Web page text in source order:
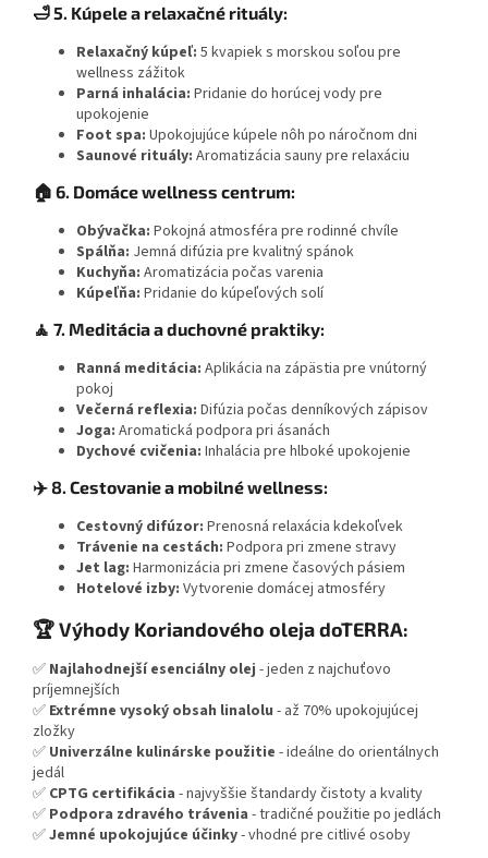
🛁 5. Kúpele a relaxačné rituály:
Relaxačný kúpeľ: 5 kvapiek s morskou soľou pre
wellness zážitok
Parná inhalácia: Pridanie do horúcej vody pre
upokojenie
Foot spa: Upokojujúce kúpele nôh po náročnom dni
Saunové rituály: Aromatizácia sauny pre relaxáciu
🏠 6. Domáce wellness centrum:
Obývačka: Pokojná atmosféra pre rodinné chvíle
Spálňa: Jemná difúzia pre kvalitný spánok
Kuchyňa: Aromatizácia počas varenia
Kúpeľňa: Pridanie do kúpeľových solí
🧘 7. Meditácia a duchovné praktiky:
Ranná meditácia: Aplikácia na zápästia pre vnútorný
pokoj
Večerná reflexia: Difúzia počas denníkových zápisov
Joga: Aromatická podpora pri ásanách
Dychové cvičenia: Inhalácia pre hlboké upokojenie
✈️ 8. Cestovanie a mobilné wellness:
Cestovný difúzor: Prenosná relaxácia kdekoľvek
Trávenie na cestách: Podpora pri zmene stravy
Jet lag: Harmonizácia pri zmene časových pásiem
Hotelové izby: Vytvorenie domácej atmosféry
🏆 Výhody Koriandového oleja doTERRA:
✅ Najlahodnejší esenciálny olej - jeden z najchuťovo
príjemnejších
✅ Extrémne vysoký obsah linalolu - až 70% upokojujúcej
zložky
✅ Univerzálne kulinárske použitie - ideálne do orientálnych
jedál
✅ CPTG certifikácia - najvyššie štandardy čistoty a kvality
✅ Podpora zdravého trávenia - tradičné použitie po jedlách
✅Jemné upokojujúce účinky- vhodné pre citlivé osoby